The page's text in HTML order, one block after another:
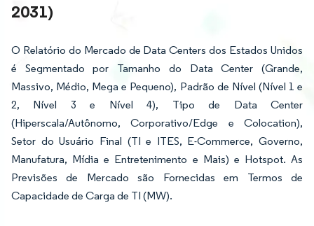
2031)
O Relatório do Mercado de Data Centers dos Estados Unidos
é Segmentado por Tamanho do Data Center (Grande,
Massivo, Médio, Mega e Pequeno), Padrão de Nível (Nível 1 e
2, Nível 3 e Nível 4), Tipo de Data Center
(Hiperscala/Autônomo, Corporativo/Edge e Colocation),
Setor do Usuário Final (TI e ITES, E-Commerce, Governo,
Manufatura, Mídia e Entretenimento e Mais) e Hotspot. As
Previsões de Mercado são Fornecidas em Termos de
Capacidade de Carga de TI (MW).